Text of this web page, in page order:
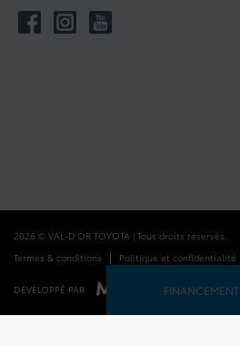
FINANCEMENT
2026 © VAL-D'OR TOYOTA | Tous droits réservés.
Termes & conditions
| Politique et confidentialité
DÉVELOPPÉ PAR